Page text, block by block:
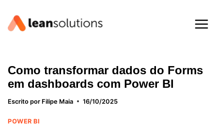
para
Como transformar dados do Forms
em dashboards com Power BI
Escrito por Filipe Maia 16/10/2025
POWER BI